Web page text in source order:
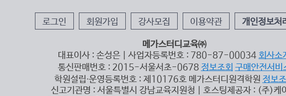
로그인 회원가입 강사모집 이용약관 개인정보처
메가스터디교육㈜
대표이사 : 손성은 | 사업자등록번호 : 780-87-00034 회사소
통신판매번호 : 2015-서울서초-0678 정보조회 구매안전서비
학원설립∙운영등록번호 : 제10176호 메가스터디원격학원 정보
신고기관명 : 서울특별시 강남교육지원청 | 호스팅제공자 : (주)케